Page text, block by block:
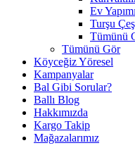
Ev
Turşu
Tümünü
Tümünü Gör
Köyceğiz Yöresel
Kampanyalar
Bal Gibi Sorular?
Ballı Blog
Hakkımızda
Kargo Takip
Mağazalarımız